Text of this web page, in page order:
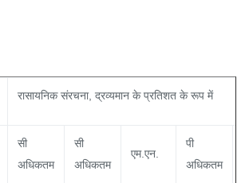
रासायनिक संरचना, द्रव्यमान के प्रतिशत के रूप में
सी
अधिकतम
सी
अधिकतम
एम.एन.
पी
अधिकतम